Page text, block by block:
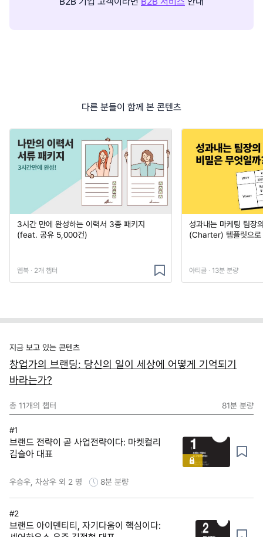
다른 분들이 함께 본 콘텐츠
3시간 만에 완성하는 이력서 3종 패키지
(feat. 공유 5,000건)
웹북 · 2개 챕터
성과내는 마케팅 팀장
(Charter) 템플릿으로
아티클 · 13분 분량
지금 보고 있는 콘텐츠
창업가의 브랜딩: 당신의 일이 세상에 어떻게 기억되기
바라는가?
총 11개의 챕터 81분 분량
#1
브랜드 전략이 곧 사업전략이다: 마켓컬리
김슬아 대표
우승우, 차상우 외 2 명 8분 분량
#2
브랜드 아이덴티티, 자기다움이 핵심이다: